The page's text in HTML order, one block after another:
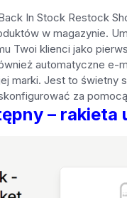
In Stock Restock
w magazynie.
Twoi klienci jako
automatyczne
marki. Jest to świetny
za
– rakieta